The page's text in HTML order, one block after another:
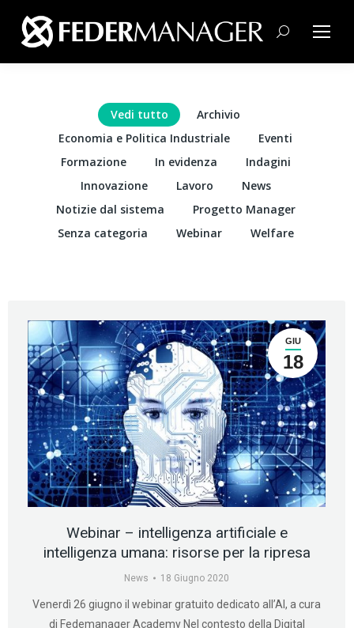
Cerca:
Vedi tutto
Archivio
Economia e Politica Industriale
Eventi
Formazione
In evidenza
Indagini
Innovazione
Lavoro
News
Notizie dal sistema
Progetto Manager
Senza categoria
Webinar Welfare
GIU
18
Webinar – intelligenza artificiale e
intelligenza umana: risorse per la ripresa
News 18 Giugno 2020
Venerdì 26 giugno il webinar gratuito dedicato all’AI, a cura
di Fedemanager Academy Nel contesto della Digital